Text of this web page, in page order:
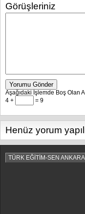
Görüşleriniz
Yorumu Gönder
Aşağıdaki İşlemde Boş Olan
4 +
= 9
Henüz yorum
TÜRK EĞİTİM-SEN